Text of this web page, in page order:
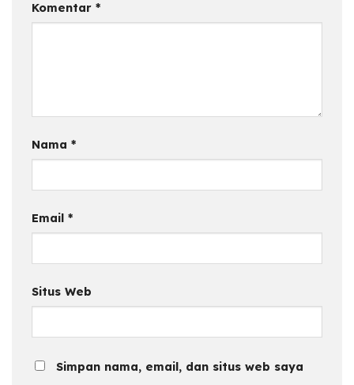
Komentar *
Nama *
Email *
Situs Web
Simpan nama, email, dan situs web saya